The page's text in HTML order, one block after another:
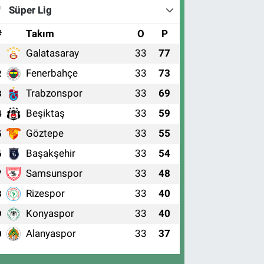
Süper Lig
Takım O P
Galatasaray 33 77
Fenerbahçe 33 73
Trabzonspor 33 69
Beşiktaş 33 59
Göztepe 33 55
Başakşehir 33 54
Samsunspor 33 48
Rizespor 33 40
Konyaspor 33 40
Alanyaspor 33 37